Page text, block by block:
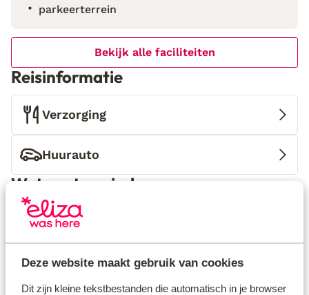
Deze website maakt gebruik van cookies
Dit zijn kleine tekstbestanden die automatisch in je browser
parkeerterrein
Bekijk alle faciliteiten
Reisinformatie
Verzorging
Huurauto
Wat gasten vinden
Dit zijn 100% echte beoordelingen van reizigers die
jou voorgingen.
7.5 Goed
17 ervaringen
Meest geboekt door met partner